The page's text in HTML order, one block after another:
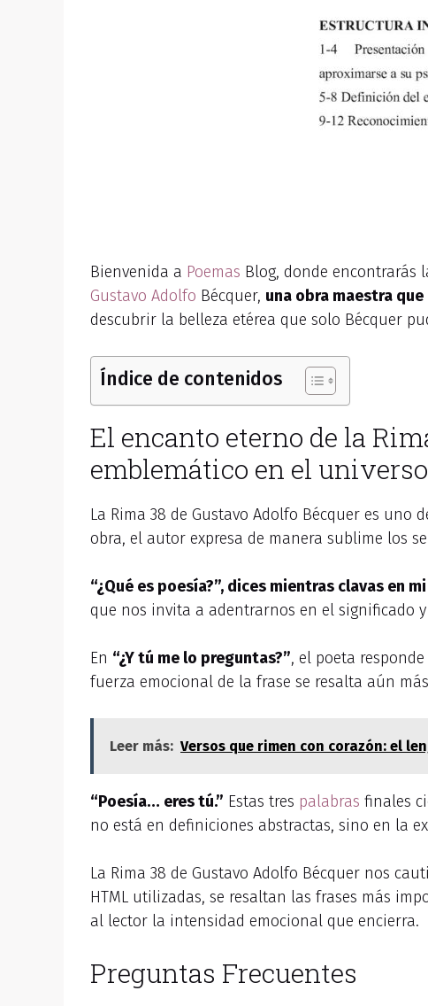
Bienvenida a Poemas Blog, donde encontrarás
Gustavo Adolfo Bécquer, una obra maestra
descubrir la belleza etérea que solo Bécquer
Índice de contenidos
El encanto eterno de la
emblemático en el
La Rima 38 de Gustavo Adolfo Bécquer es uno
obra, el autor expresa de manera sublime los
“¿Qué es poesía?”, dices mientras clavas en
que nos invita a adentrarnos en el significado
En “¿Y tú me lo preguntas?”, el poeta
fuerza emocional de la frase se resalta aún
Leer más: Versos que rimen con corazón: el
“Poesía… eres tú.” Estas tres palabras finales
no está en definiciones abstractas, sino en la
La Rima 38 de Gustavo Adolfo Bécquer nos
HTML utilizadas, se resaltan las frases más
al lector la intensidad emocional que encierra.
Preguntas Frecuentes